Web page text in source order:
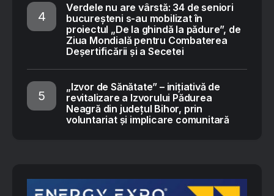
Verdele nu are vârstă: 34 de seniori
bucureșteni s-au mobilizat în
proiectul „De la ghindă la pădure”, de
Ziua Mondială pentru Combaterea
Deșertificării și a Secetei
„Izvor de Sănătate” – inițiativă de
revitalizare a Izvorului Pădurea
Neagră din județul Bihor, prin
voluntariat și implicare comunitară